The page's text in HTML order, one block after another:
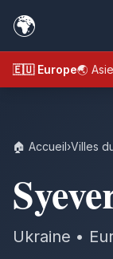
🌍
🇪🇺 Europe🌏 Asie
🏠 Accueil›Villes
Ukraine •